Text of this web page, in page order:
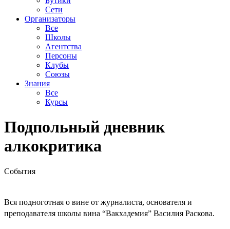
Сети
Организаторы
Все
Школы
Агентства
Персоны
Клубы
Союзы
Знания
Все
Курсы
Подпольный дневник
алкокритика
События
Вся подноготная о вине от журналиста, основателя и
преподавателя школы вина “Вакхадемия” Василия Раскова.